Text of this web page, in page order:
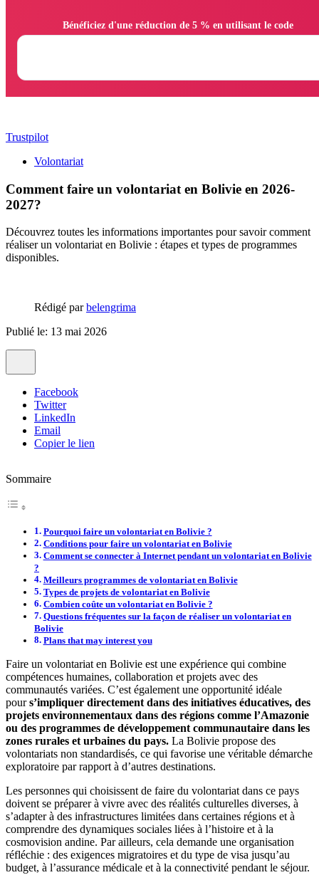
Trustpilot
Volontariat
Comment faire un volontariat en Bolivie en 2026-
2027?
Découvrez toutes les informations importantes pour savoir comment
réaliser un volontariat en Bolivie : étapes et types de programmes
disponibles.
Rédigé parbelengrima
Publié le: 13 mai 2026
Facebook
Twitter
LinkedIn
Email
Copier le lien
Sommaire
Pourquoi faire un volontariat en Bolivie ?
Conditions pour faire un volontariat en Bolivie
Comment se connecter à Internet pendant un volontariat en Bolivie
?
Meilleurs programmes de volontariat en Bolivie
Types de projets de volontariat en Bolivie
Combien coûte un volontariat en Bolivie ?
Questions fréquentes sur la façon de réaliser un volontariat en
Bolivie
Plans that may interest you
Faire un volontariat en Bolivie est une expérience qui combine
compétences humaines, collaboration et projets avec des
communautés variées. C’est également une opportunité idéale
pours’impliquer directement dans des initiatives éducatives, des
projets environnementaux dans des régions comme l’Amazonie
ou des programmes de développement communautaire dans les
zones rurales et urbaines du pays. La Bolivie propose des
volontariats non standardisés, ce qui favorise une véritable démarche
exploratoire par rapport à d’autres destinations.
Les personnes qui choisissent de faire du volontariat dans ce pays
doivent se préparer à vivre avec des réalités culturelles diverses, à
s’adapter à des infrastructures limitées dans certaines régions et à
comprendre des dynamiques sociales liées à l’histoire et à la
cosmovision andine. Par ailleurs, cela demande une organisation
réfléchie : des exigences migratoires et du type de visa jusqu’au
budget, à l’assurance médicale et à la connectivité pendant le séjour.